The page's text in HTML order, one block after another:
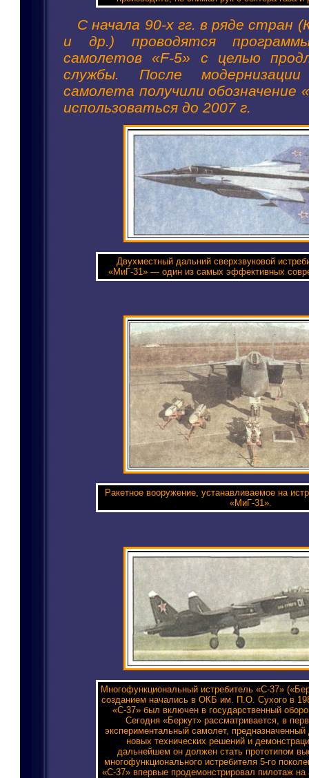
С начала 90-х гг. в ряде стран
и др.) проводятся
самолетов «F-5» с целью
службы. После
самолета получили обозначение
использоваться до 2007 г.
Двухместный дальний сверхзвуковой
«МиГ-31» — один из самых эффективных
Ракетное вооружение, устанавливаемое на
«МиГ-31».
Многофункциональный истребитель «С-37»
созданием начались в ОКБ им. П.О. Сухого в
«С-37» был включен в государственный
Сегодня «Беркут» рассматривается, в
экспериментальный самолет,
новых технических решений и
дальнейшем он должен стать прототипом
многофункционального истребителя 5-го
«С-37» впервые продемонстрировал пилотаж